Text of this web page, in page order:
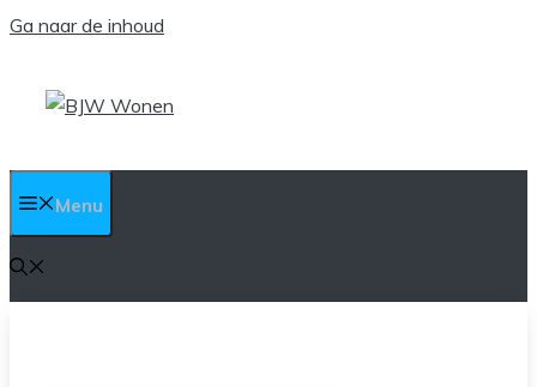
Ga naar de inhoud
Menu